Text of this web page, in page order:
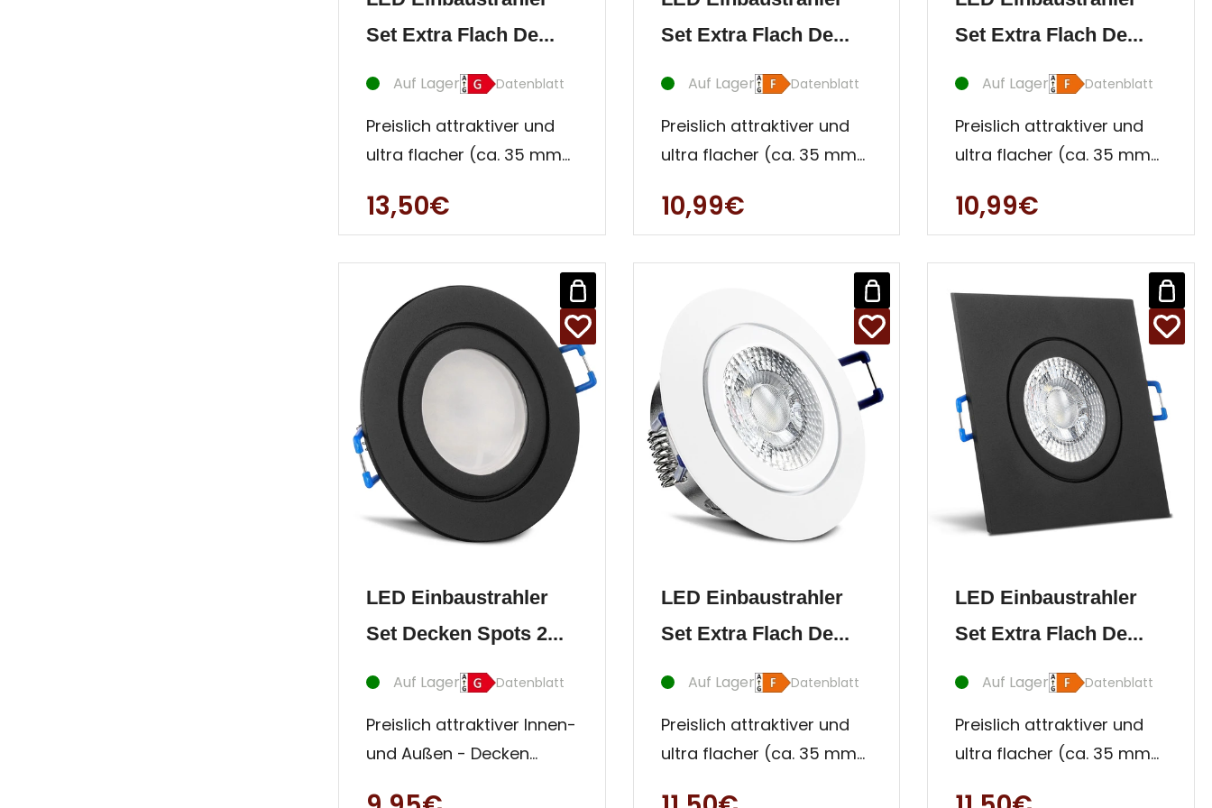
Set Extra Flach De...
Auf Lager Datenblatt
Preislich attraktiver und
ultra flacher (ca. 35 mm)
Decken Strahler. Diese
Einbau
13,50€
Set Extra Flach De...
Auf Lager Datenblatt
Preislich attraktiver und
ultra flacher (ca. 35 mm)
Decken Strahler. Diese
Einbau
10,99€
Set Extra Flach De...
Auf Lager Datenblatt
Preislich attraktiver und
ultra flacher (ca. 35 mm)
Decken Strahler. Diese
Einbau
10,99€
LED Einbaustrahler
Set Decken Spots 2...
Auf Lager Datenblatt
Preislich attraktiver Innen-
und Außen - Decken
LED Einbaustrahler
Set Extra Flach De...
Auf Lager Datenblatt
Preislich attraktiver und
ultra flacher (ca. 35 mm)
LED Einbaustrahler
Set Extra Flach De...
Auf Lager Datenblatt
Preislich attraktiver und
ultra flacher (ca. 35 mm)